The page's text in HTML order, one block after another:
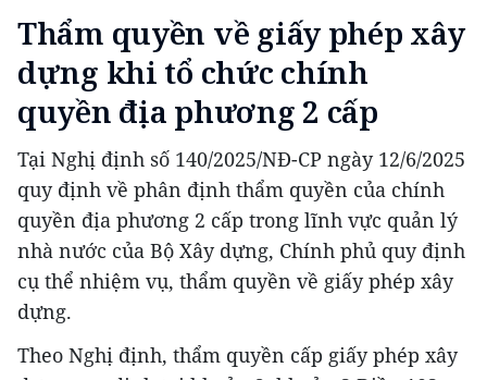
Thẩm quyền về giấy phép xây
dựng khi tổ chức chính
quyền địa phương 2 cấp
Tại Nghị định số 140/2025/NĐ-CP ngày 12/6/2025
quy định về phân định thẩm quyền của chính
quyền địa phương 2 cấp trong lĩnh vực quản lý
nhà nước của Bộ Xây dựng, Chính phủ quy định
cụ thể nhiệm vụ, thẩm quyền về giấy phép xây
dựng.
Theo Nghị định, thẩm quyền cấp giấy phép xây